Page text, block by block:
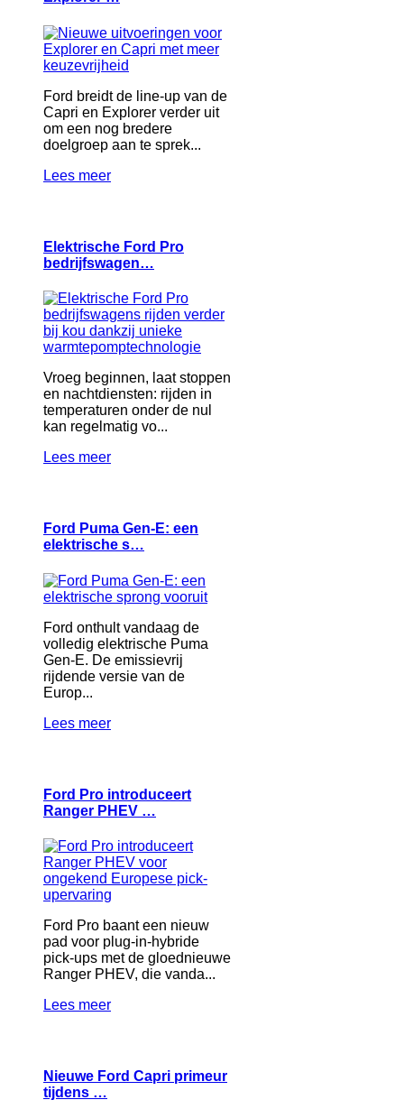
Ford breidt de line-up van de
Capri en Explorer verder uit
om een nog bredere
doelgroep aan te sprek...
Lees meer
Elektrische Ford Pro
bedrijfswagen…
Vroeg beginnen, laat stoppen
en nachtdiensten: rijden in
temperaturen onder de nul
kan regelmatig vo...
Lees meer
Ford Puma Gen-E: een
elektrische s…
Ford onthult vandaag de
volledig elektrische Puma
Gen-E. De emissievrij
rijdende versie van de
Europ...
Lees meer
Ford Pro introduceert
Ranger PHEV …
Ford Pro baant een nieuw
pad voor plug-in-hybride
pick-ups met de gloednieuwe
Ranger PHEV, die vanda...
Lees meer
Nieuwe Ford Capri primeur
tijdens …